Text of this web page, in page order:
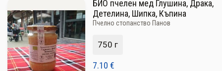
БИО пчелен мед Глушина, Драка,
Детелина, Шипка, Къпина
Пчелно стопанство Панов
750 г
7.10 €